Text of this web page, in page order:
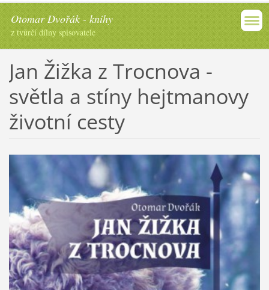
Otomar Dvořák - knihy
z tvůrčí dílny spisovatele
Jan Žižka z Trocnova -
světla a stíny hejtmanovy
životní cesty